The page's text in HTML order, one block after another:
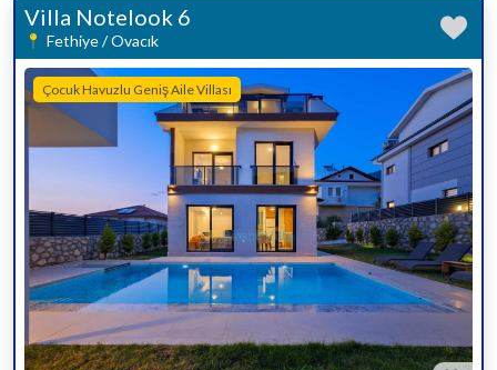
Villa Notelook 6
Fethiye / Ovacık
Çocuk Havuzlu Geniş Aile Villası